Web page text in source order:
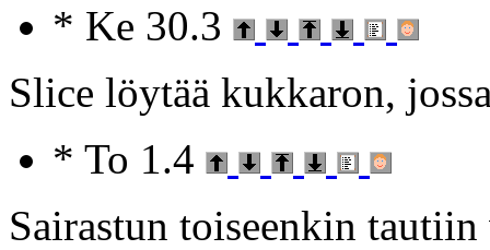
* Ke 30.3
Slice löytää kukkaron,
* To 1.4
Sairastun toiseenkin